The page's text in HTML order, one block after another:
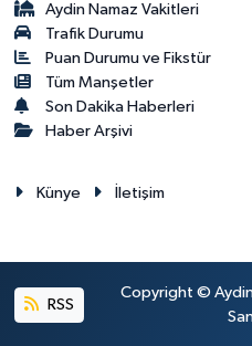
Aydin Namaz Vakitleri
Trafik Durumu
Puan Durumu ve Fikstür
Tüm Manşetler
Son Dakika Haberleri
Haber Arşivi
Künye İletişim
RSS
Copyright ©